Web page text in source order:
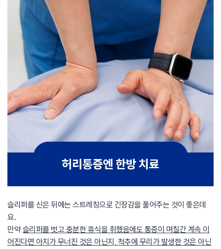
슬리퍼를 신은 뒤에는 스트레칭으로 긴장감을 풀어주는 것이 좋은데
요.
만약슬리퍼를 벗고 충분한 휴식을 취했음에도 통증이 며칠간 계속 이
어진다면 아치가 무너진 것은 아닌지, 척추에 무리가 발생한 것은 아닌